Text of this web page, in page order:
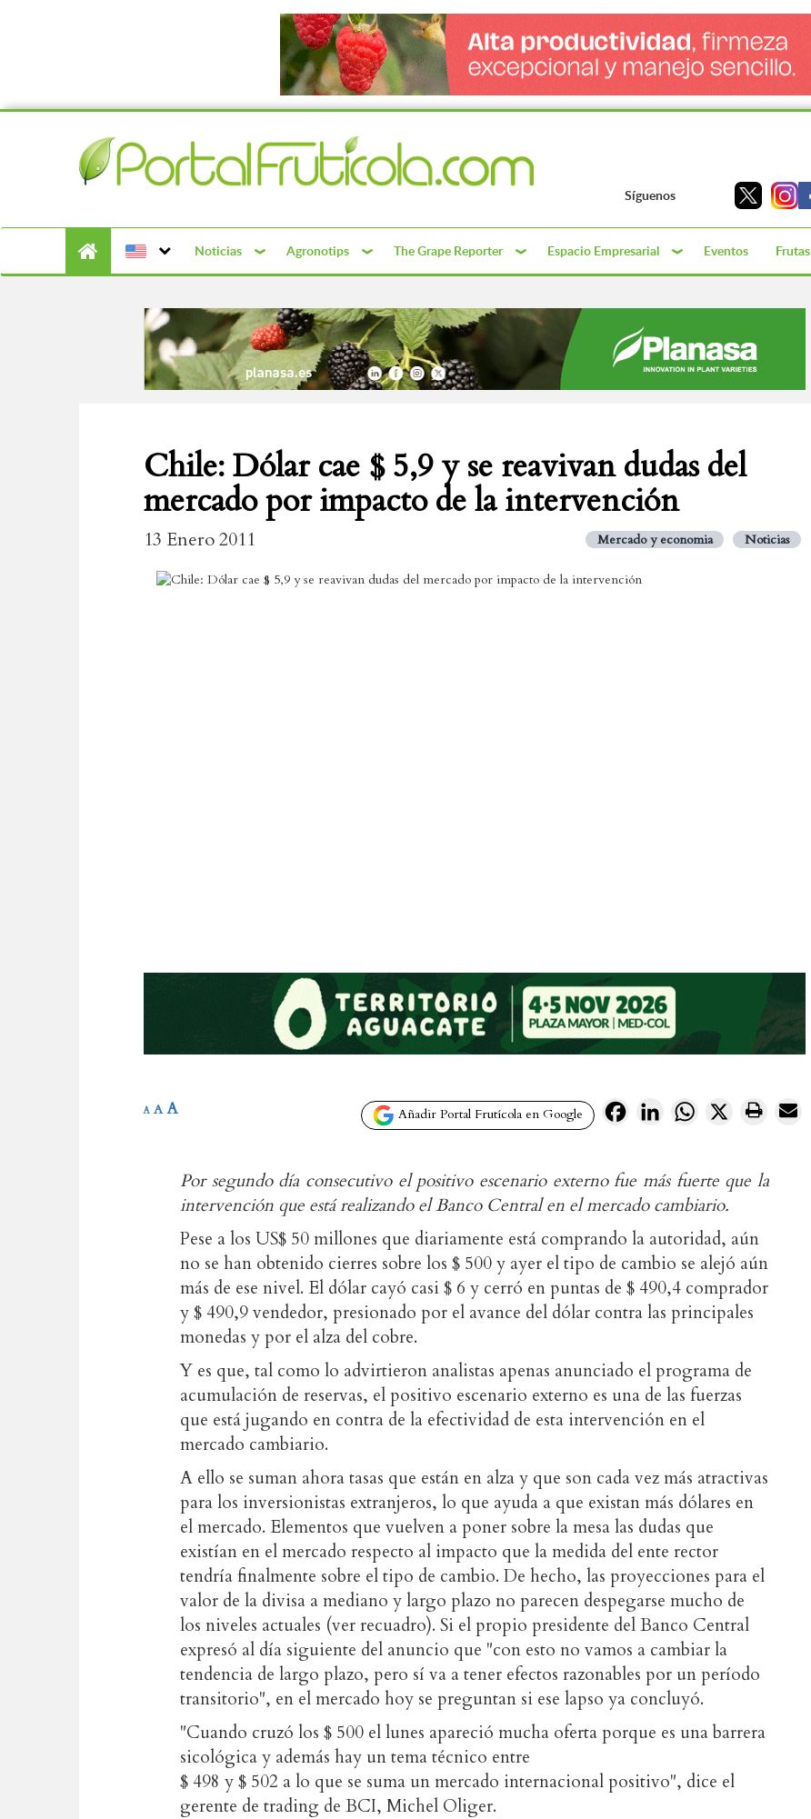
Síguenos
Noticias Agronotips The Grape Reporter Espacio Empresarial Eventos Frutas
Chile: Dólar cae $ 5,9 y se reavivan dudas del
mercado por impacto de la intervención
13 Enero 2011 Mercado y economia Noticias
Añadir Portal Frutícola en Google FacebookLinkedInWhatsApp
X
A A A
Por segundo día consecutivo el positivo escenario externo fue más fuerte que la
intervención que está realizando el Banco Central en el mercado cambiario.
Pese a los US$ 50 millones que diariamente está comprando la autoridad, aún
no se han obtenido cierres sobre los $ 500 y ayer el tipo de cambio se alejó aún
más de ese nivel. El dólar cayó casi $ 6 y cerró en puntas de $ 490,4 comprador
y $ 490,9 vendedor, presionado por el avance del dólar contra las principales
monedas y por el alza del cobre.
Y es que, tal como lo advirtieron analistas apenas anunciado el programa de
acumulación de reservas, el positivo escenario externo es una de las fuerzas
que está jugando en contra de la efectividad de esta intervención en el
mercado cambiario.
A ello se suman ahora tasas que están en alza y que son cada vez más atractivas
para los inversionistas extranjeros, lo que ayuda a que existan más dólares en
el mercado. Elementos que vuelven a poner sobre la mesa las dudas que
existían en el mercado respecto al impacto que la medida del ente rector
tendría finalmente sobre el tipo de cambio. De hecho, las proyecciones para el
valor de la divisa a mediano y largo plazo no parecen despegarse mucho de
los niveles actuales (ver recuadro). Si el propio presidente del Banco Central
expresó al día siguiente del anuncio que "con esto no vamos a cambiar la
tendencia de largo plazo, pero sí va a tener efectos razonables por un período
transitorio", en el mercado hoy se preguntan si ese lapso ya concluyó.
"Cuando cruzó los $ 500 el lunes apareció mucha oferta porque es una barrera
sicológica y además hay un tema técnico entre
$ 498 y $ 502 a lo que se suma un mercado internacional positivo", dice el
gerente de trading de BCI, Michel Oliger.